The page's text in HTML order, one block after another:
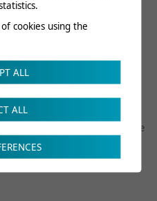
vestibulaire enseignant
CNRS/Université
vestibulaire, Lausanne
cookies using the
ALL
ALL